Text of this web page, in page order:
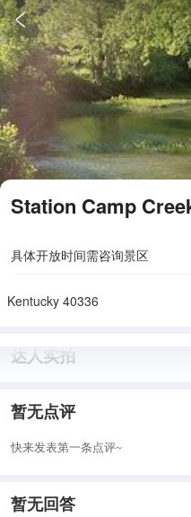

Station Camp
具体开放时间需咨询景区
Kentucky 40336
达人实拍
暂无点评
快来发表第一条点评~
暂无回答